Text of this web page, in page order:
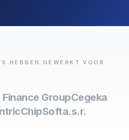
HEBBEN GEWERKT VOOR
Finance GroupCegeka
ChipSofta.s.r.